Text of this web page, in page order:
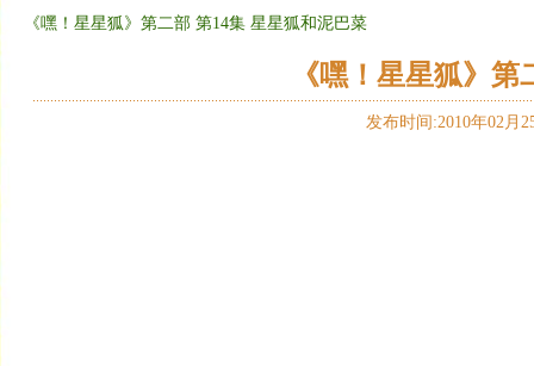
《嘿！星星狐》第二部 第14集 星星狐和泥巴菜
《嘿！星星狐》
发布时间:2010年02月